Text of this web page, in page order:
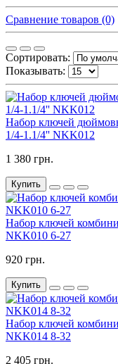
Сравнение товаров (0)
Сортировать:
Показывать:
Набор ключей
1/4-1.1/4'' NKK012
1 380 грн.
Купить
Набор ключей
NKK010 6-27
920 грн.
Купить
Набор ключей
NKK014 8-32
2 405 грн.